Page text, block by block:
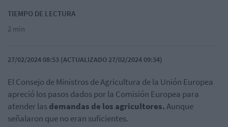
TIEMPO DE LECTURA
2 min
27/02/2024 08:53 (ACTUALIZADO 27/02/2024 09:34)
El Consejo de Ministros de Agricultura de la Unión Europea
apreció los pasos dados por la Comisión Europea para
atender lasdemandas de los agricultores.Aunque
señalaron que no eran suficientes.